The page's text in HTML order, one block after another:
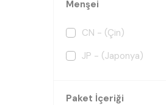
Menşei
CN - (Çin)
JP - (Japonya)
Paket İçeriği